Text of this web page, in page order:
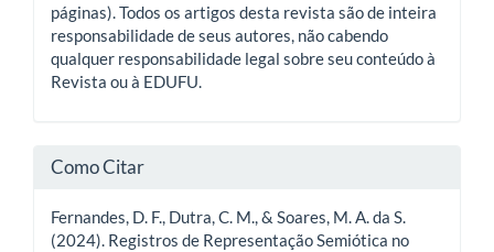
páginas). Todos os artigos desta revista são de inteira
responsabilidade de seus autores, não cabendo
qualquer responsabilidade legal sobre seu conteúdo à
Revista ou à EDUFU.
Como Citar
Fernandes, D. F., Dutra, C. M., & Soares, M. A. da S.
(2024). Registros de Representação Semiótica no